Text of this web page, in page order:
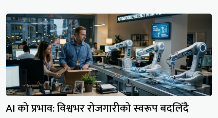
AI को प्रभाव: विश्वभर रोजगारीको स्वरूप बदलिँदै